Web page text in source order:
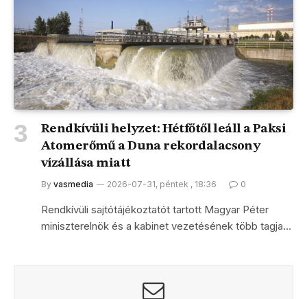
Rendkívüli helyzet: Hétfőtől leáll a Paksi
Atomerőmű a Duna rekordalacsony
vízállása miatt
By vasmedia 2026-07-31, péntek , 18:36 0
Rendkívüli sajtótájékoztatót tartott Magyar Péter
miniszterelnök és a kabinet vezetésének több tagja…